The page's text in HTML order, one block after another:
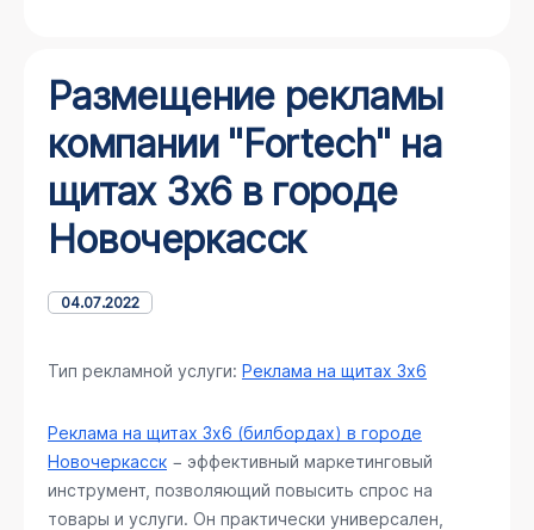
Размещение рекламы
компании "Fortech" на
щитах 3х6 в городе
Новочеркасск
04.07.2022
Тип рекламной услуги: Реклама на щитах 3х6
Реклама на щитах 3х6 (билбордах) в городе
Новочеркасск
инструмент, позволяющий повысить спрос на
товары и услуги. Он практически универсален,